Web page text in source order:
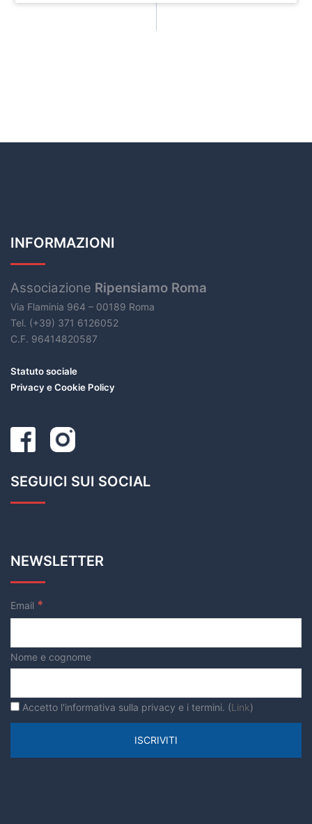
INFORMAZIONI
Associazione Ripensiamo Roma
Via Flaminia 964 – 00189 Roma
Tel. (+39) 371 6126052
C.F. 96414820587
Statuto sociale
Privacy e Cookie Policy
SEGUICI SUI SOCIAL
NEWSLETTER
Email *
Nome e cognome
Accetto l'informativa sulla privacy e i termini. (Link)